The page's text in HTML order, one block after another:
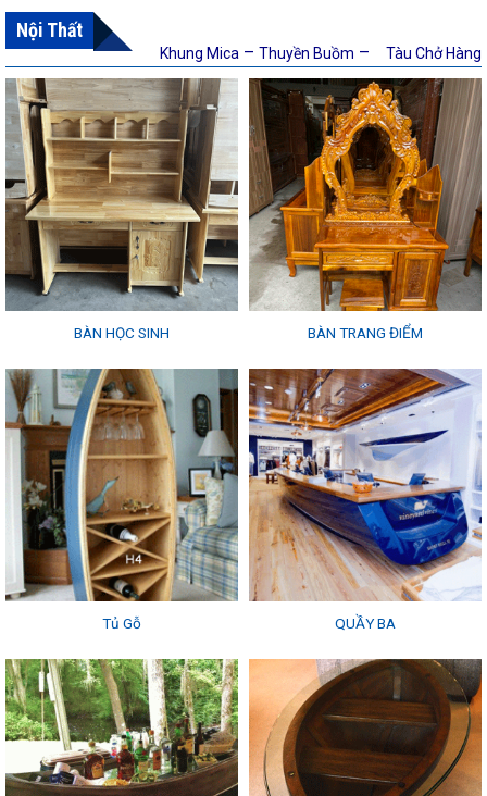
Nội Thất
Khung Mica – Thuyền Buồm – Tàu Chở Hàng
BÀN HỌC SINH BÀN TRANG ĐIỂM
Tủ Gỗ QUẦY BA